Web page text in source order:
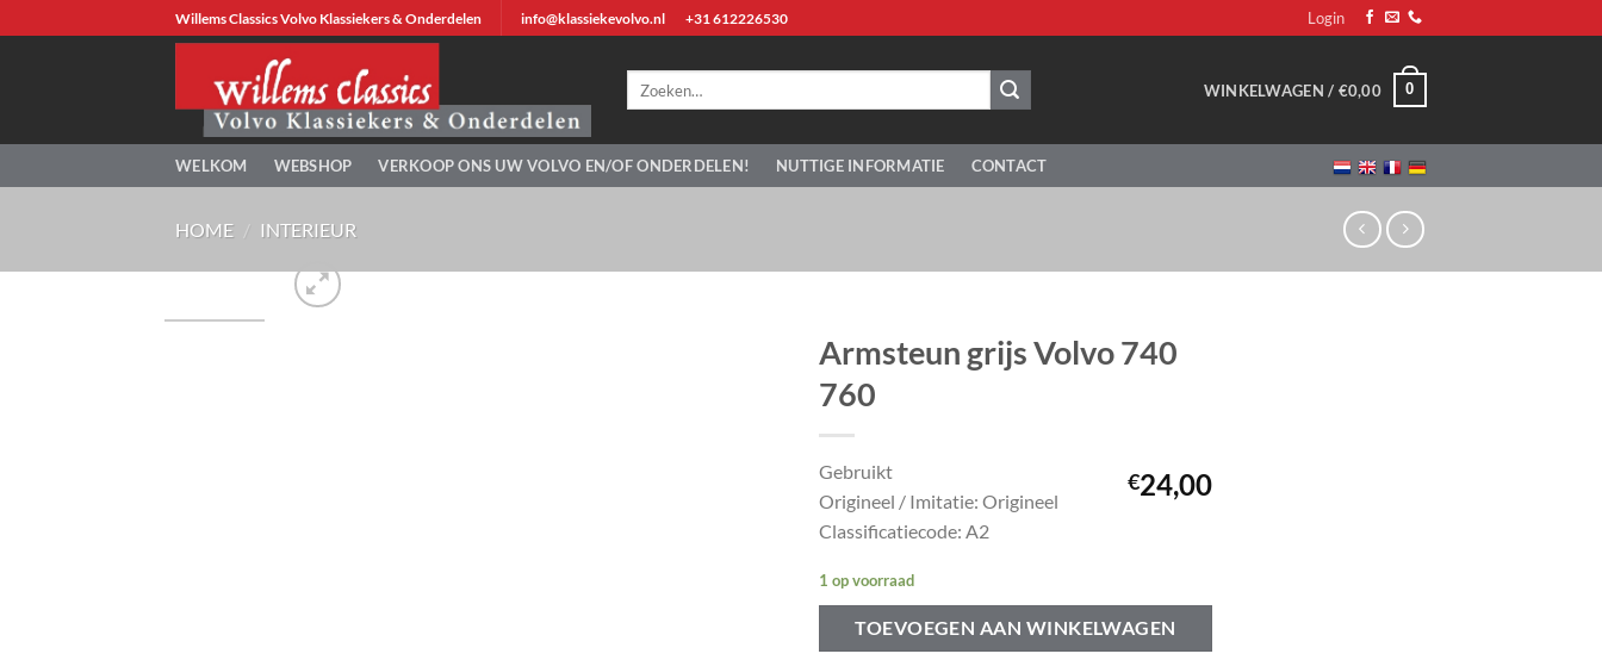
naar
Willems Classics Volvo Klassiekers & Onderdelen info@klassiekevolvo.nl +31 612226530 Login
WINKELWAGEN / €0,00 0
WELKOM WEBSHOP VERKOOP ONS UW VOLVO EN/OF ONDERDELEN! NUTTIGE INFORMATIE CONTACT
HOME / INTERIEUR
Armsteun grijs Volvo 740
760
€24,00
Gebruikt
Origineel / Imitatie: Origineel
Classificatiecode: A2
1 op voorraad
TOEVOEGEN AAN WINKELWAGEN